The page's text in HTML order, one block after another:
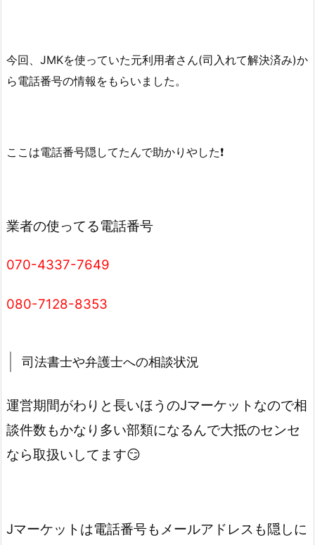
今回、JMKを使っていた元利用者さん(司入れて解決済み)か
ら電話番号の情報をもらいました。
ここは電話番号隠してたんで助かりやした❗️
業者の使ってる電話番号
070-4337-7649
080-7128-8353
司法書士や弁護士への相談状況
運営期間がわりと長いほうのJマーケットなので相
談件数もかなり多い部類になるんで大抵のセンセ
なら取扱いしてます😏
Jマーケットは電話番号もメールアドレスも隠しに